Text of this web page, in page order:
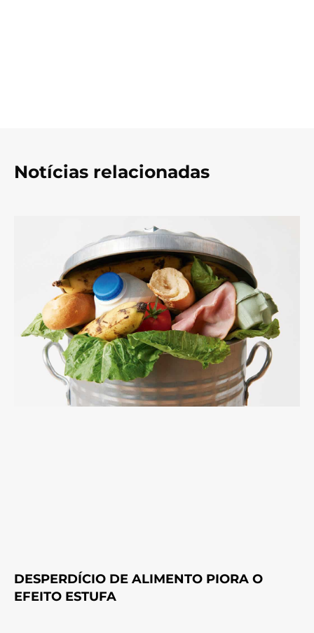
Notícias relacionadas
DESPERDÍCIO DE ALIMENTO PIORA O
EFEITO ESTUFA